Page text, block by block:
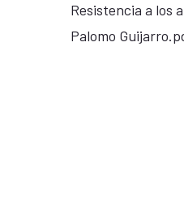
Resistencia a los
Palomo